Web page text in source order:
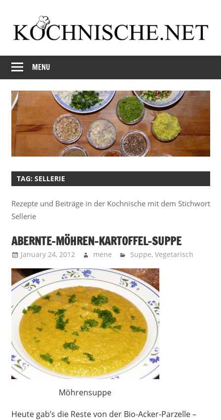
content
Kochnische.net
another
Foodblog
MENU
TAG: SELLERIE
Rezepte und Beiträge in der Kochnische mit dem Stichwort
Sellerie
ABERNTE-MÖHREN-KARTOFFEL-SUPPE
January 24, 2012 mene Suppe,Vegetarisch
Möhrensuppe
Heute gab’s die Reste von der Bio-Acker-Parzelle –